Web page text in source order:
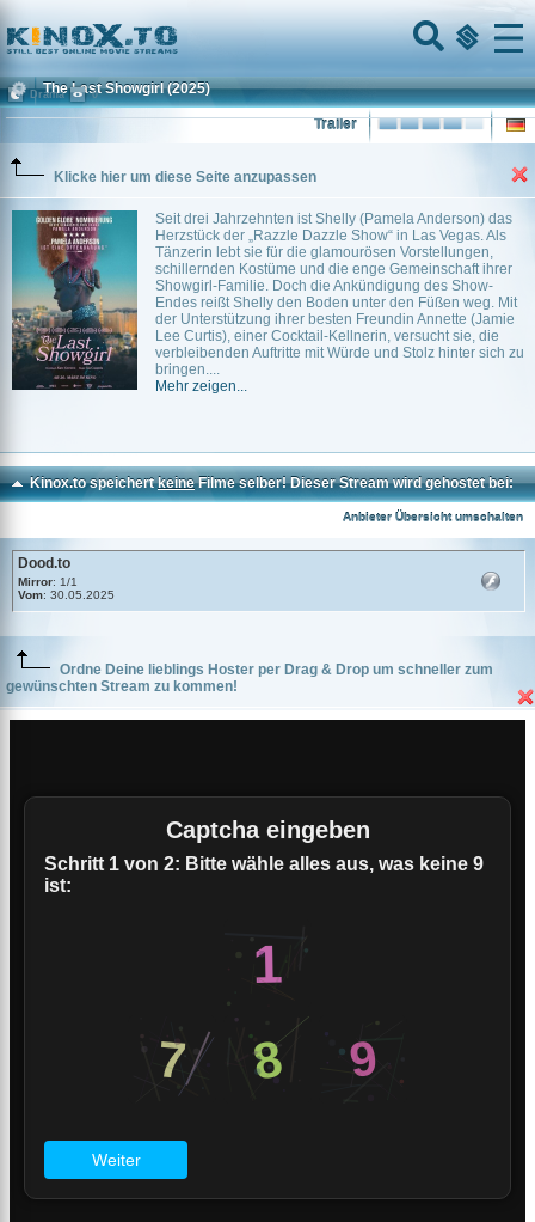
Home
Menu
The Last Showgirl (2025)
Trailer
Klicke hier um diese Seite anzupassen
Seit drei Jahrzehnten ist Shelly (Pamela Anderson) das
Herzstück der „Razzle Dazzle Show“ in Las Vegas. Als
Tänzerin lebt sie für die glamourösen Vorstellungen,
schillernden Kostüme und die enge Gemeinschaft ihrer
Showgirl-Familie. Doch die Ankündigung des Show-
Endes reißt Shelly den Boden unter den Füßen weg. Mit
der Unterstützung ihrer besten Freundin Annette (Jamie
Lee Curtis), einer Cocktail-Kellnerin, versucht sie, die
verbleibenden Auftritte mit Würde und Stolz hinter sich zu
bringen....
Mehr zeigen...
Drama 0
Kinox.to speichertkeineFilme selber! Dieser Stream wird gehostet bei:
Anbieter Übersicht umschalten
Dood.to
Mirror: 1/1
Vom: 30.05.2025
Ordne Deine lieblings Hoster per Drag & Drop um schneller zum
gewünschten Stream zu kommen!